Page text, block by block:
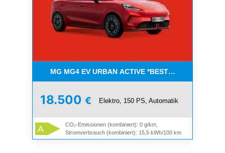
MG MG4 EV URBAN ACTIVE
18.500 € Elektro, 150 PS, Automatik
A
CO₂-Emissionen (kombiniert): 0 g/km,
Stromverbrauch (kombiniert): 15,5 kWh/100 km